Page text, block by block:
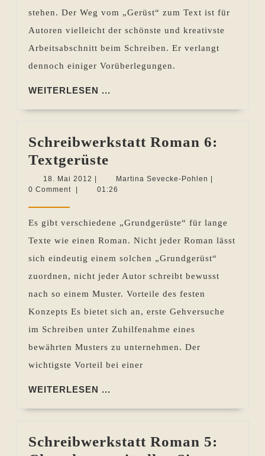
stehen. Der Weg vom „Gerüst“ zum Text ist für
Autoren vielleicht der schönste und kreativste
Arbeitsabschnitt beim Schreiben. Er verlangt
dennoch einiger Vorüberlegungen.
WEITERLESEN ...
Schreibwerkstatt Roman 6:
Textgerüste
Roman
6:
18. Mai 2012 18.
Mai
Martina Sevecke-Pohlen Martina
0 Comment
01:26
Es gibt verschiedene „Grundgerüste“ für lange
Texte wie einen Roman. Nicht jeder Roman lässt
sich eindeutig einem solchen „Grundgerüst“
zuordnen, nicht jeder Autor schreibt bewusst
nach so einem Muster. Vorteile des festen
Konzepts Es bietet sich an, erste Gehversuche
im Schreiben unter Zuhilfenahme eines
bewährten Musters zu unternehmen. Der
wichtigste Vorteil bei einer
WEITERLESEN ...
Schreibwerkstatt Roman 5: